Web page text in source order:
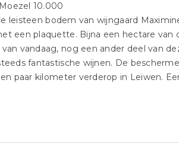
10.000
leisteen bodem van wijngaard
een plaquette. Bijna een hectare van
vandaag, nog een ander deel van
fantastische wijnen. De
paar kilometer verderop in Leiwen.